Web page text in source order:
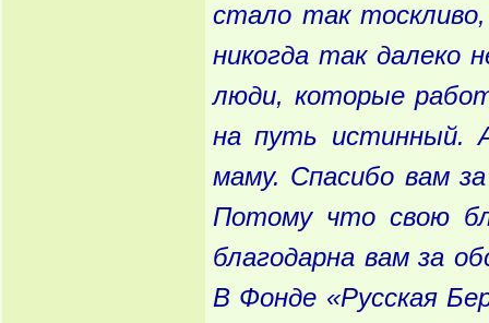
стало так
никогда так далеко
люди, которые
на путь истинный.
маму. Спасибо вам
Потому что свою
благодарна вам за
В Фонде «Русская